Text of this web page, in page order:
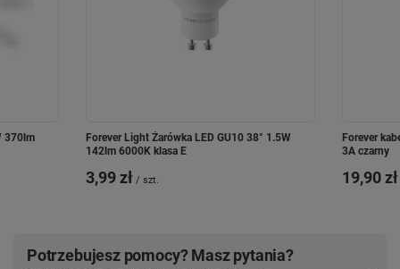
370lm
Forever Light Żarówka LED GU10 38° 1.5W
142lm 6000K klasa E
3,99 zł / szt.
Forever
3A czarny
19,90 zł
Potrzebujesz pomocy? Masz pytania?